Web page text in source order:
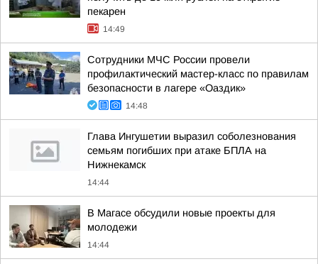
пекарен
14:49
Сотрудники МЧС России провели
профилактический мастер-класс по правилам
безопасности в лагере «Оаздик»
14:48
Глава Ингушетии выразил соболезнования
семьям погибших при атаке БПЛА на
Нижнекамск
14:44
В Магасе обсудили новые проекты для
молодежи
14:44